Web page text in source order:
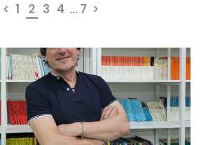
< 1 2 3 4 ... 7 >